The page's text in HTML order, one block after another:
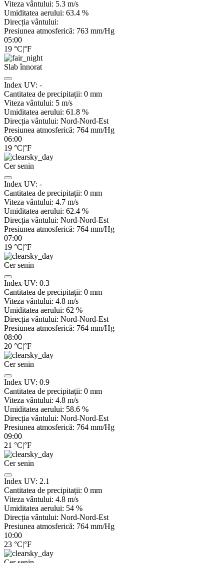
Viteza vântului: 5.3 m/s
Umiditatea aerului: 63.4 %
Direcția vântului:
Presiunea atmosferică: 763 mm/Hg
05:00
19 °C|°F
Slab înnorat
Index UV: -
Cantitatea de precipitații: 0 mm
Viteza vântului: 5 m/s
Umiditatea aerului: 61.8 %
Direcția vântului: Nord-Nord-Est
Presiunea atmosferică: 764 mm/Hg
06:00
19 °C|°F
Cer senin
Index UV: -
Cantitatea de precipitații: 0 mm
Viteza vântului: 4.7 m/s
Umiditatea aerului: 62.4 %
Direcția vântului: Nord-Nord-Est
Presiunea atmosferică: 764 mm/Hg
07:00
19 °C|°F
Cer senin
Index UV: 0.3
Cantitatea de precipitații: 0 mm
Viteza vântului: 4.8 m/s
Umiditatea aerului: 62 %
Direcția vântului: Nord-Nord-Est
Presiunea atmosferică: 764 mm/Hg
08:00
20 °C|°F
Cer senin
Index UV: 0.9
Cantitatea de precipitații: 0 mm
Viteza vântului: 4.8 m/s
Umiditatea aerului: 58.6 %
Direcția vântului: Nord-Nord-Est
Presiunea atmosferică: 764 mm/Hg
09:00
21 °C|°F
Cer senin
Index UV: 2.1
Cantitatea de precipitații: 0 mm
Viteza vântului: 4.8 m/s
Umiditatea aerului: 54 %
Direcția vântului: Nord-Nord-Est
Presiunea atmosferică: 764 mm/Hg
10:00
23 °C|°F